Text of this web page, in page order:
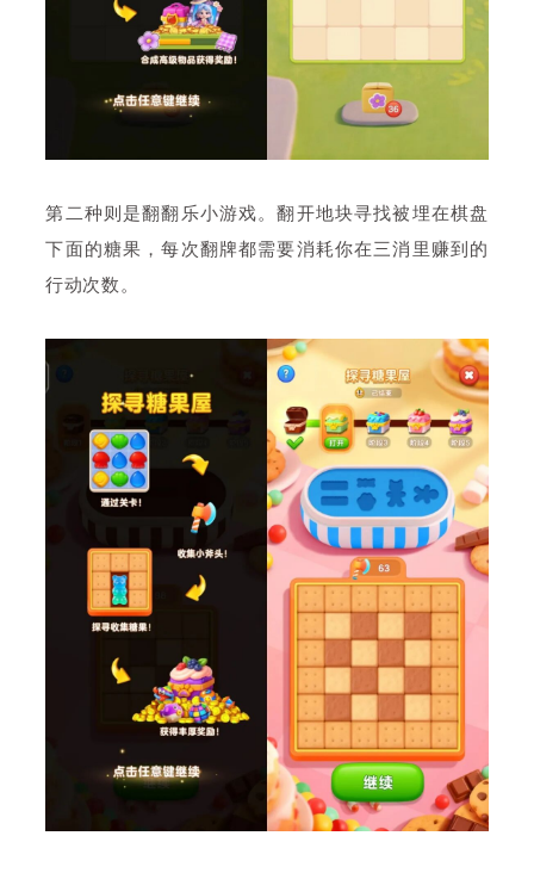
第二种则是翻翻乐小游戏。翻开地块寻找被埋在棋盘
下面的糖果，每次翻牌都需要消耗你在三消里赚到的
行动次数。